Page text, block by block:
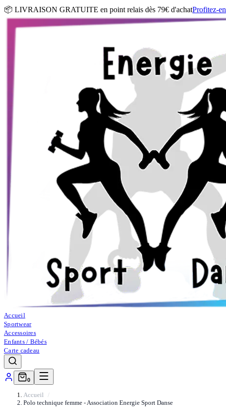
📦 LIVRAISON GRATUITE en point relais dès 79€ d'achatProfitez-en
Accueil
Sportwear
Accessoires
Enfants / Bébés
Carte cadeau
0
Accueil
Polo technique femme - Association Energie Sport Danse